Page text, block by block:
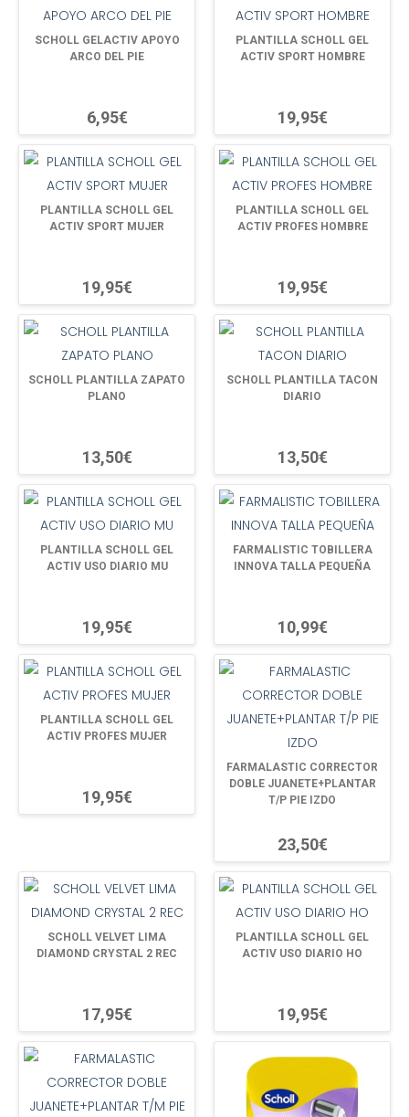
SCHOLL GELACTIV APOYO
ARCO DEL PIE
6,95€
PLANTILLA SCHOLL GEL
ACTIV SPORT HOMBRE
19,95€
PLANTILLA SCHOLL GEL
ACTIV SPORT MUJER
19,95€
PLANTILLA SCHOLL GEL
ACTIV PROFES HOMBRE
19,95€
SCHOLL PLANTILLA ZAPATO
PLANO
13,50€
SCHOLL PLANTILLA TACON
DIARIO
13,50€
PLANTILLA SCHOLL GEL
ACTIV USO DIARIO MU
19,95€
FARMALISTIC TOBILLERA
INNOVA TALLA PEQUEÑA
10,99€
PLANTILLA SCHOLL GEL
ACTIV PROFES MUJER
19,95€
FARMALASTIC CORRECTOR
DOBLE JUANETE+PLANTAR
T/P PIE IZDO
23,50€
SCHOLL VELVET LIMA
DIAMOND CRYSTAL 2 REC
17,95€
PLANTILLA SCHOLL GEL
ACTIV USO DIARIO HO
19,95€